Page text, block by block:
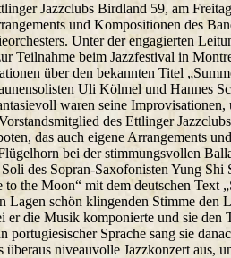
Jazzclubs Birdland 59, am
und Kompositionen des
Unter der engagierten
Teilnahme beim Jazzfestival in
über den bekannten Titel
Uli Kölmel und Hannes
waren seine Improvisationen,
des Ettlinger
das auch eigene Arrangements
bei der stimmungsvollen
des Sopran-Saxofonisten Yung Shi
the Moon“ mit dem deutschen Text
Lagen schön klingenden Stimme den
er die Musik komponierte und sie den
Sprache sang sie
niveauvolle Jazzkonzert aus,